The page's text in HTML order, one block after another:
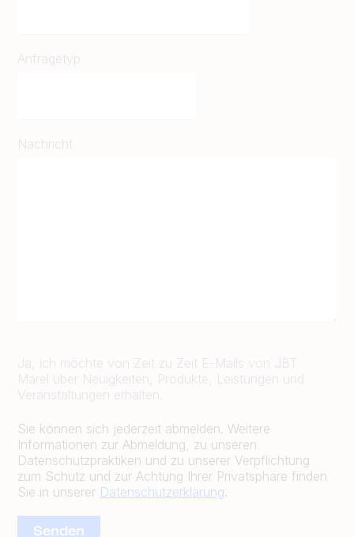
Anfragetyp
Nachricht
Ja, ich möchte von Zeit zu Zeit E-Mails von JBT
Marel über Neuigkeiten, Produkte, Leistungen und
Veranstaltungen erhalten.
Sie können sich jederzeit abmelden. Weitere
Informationen zur Abmeldung, zu unseren
Datenschutzpraktiken und zu unserer Verpflichtung
zum Schutz und zur Achtung Ihrer Privatsphäre finden
Sie in unserer Datenschutzerklärung.